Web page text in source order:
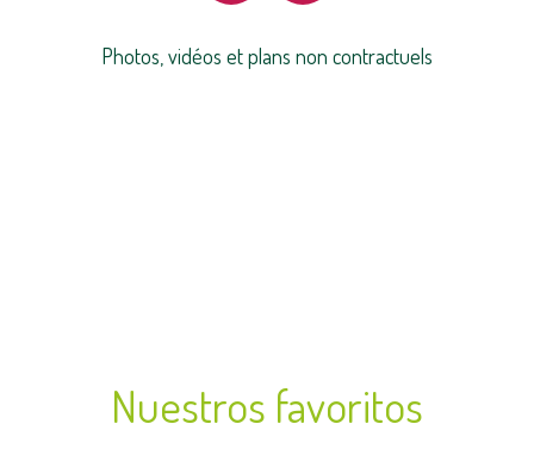
Photos, vidéos et plans non contractuels
Nuestros favoritos